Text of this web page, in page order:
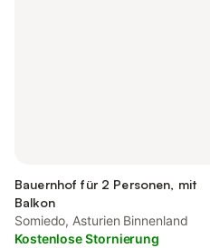
Bauernhof für 2 Personen, mit
Balkon
Somiedo, Asturien Binnenland
Kostenlose Stornierung